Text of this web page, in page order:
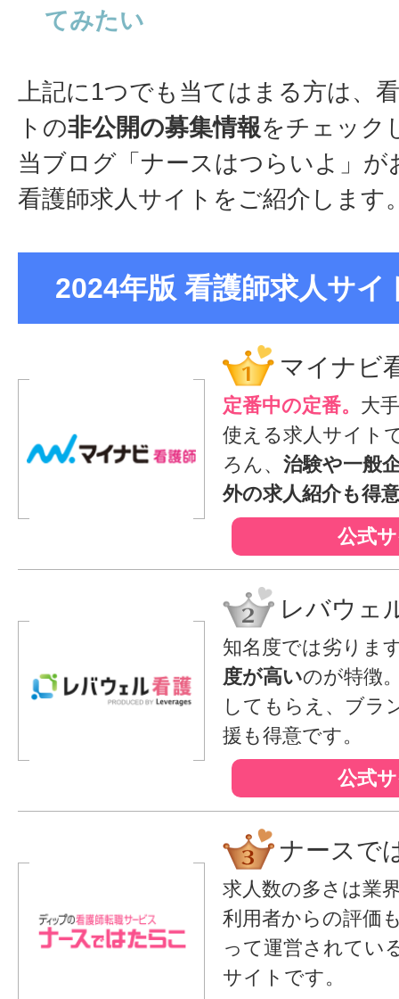
てみたい
上記に1つでも当てはまる方は、
トの非公開の募集情報をチェック
当ブログ「ナースはつらいよ」が
看護師求人サイトをご紹介します
2024年版 看護師求人サイ
マイナビ
定番中の定番。 大
使える求人サイト
ろん、 治験や一般
外の求人紹介も得
公式
レバウェ
知名度では劣りま
度が高いのが特徴
してもらえ、ブラ
援も得意です。
公式
ナースで
求人数の多さは業
利用者からの評価
って運営されてい
サイトです。